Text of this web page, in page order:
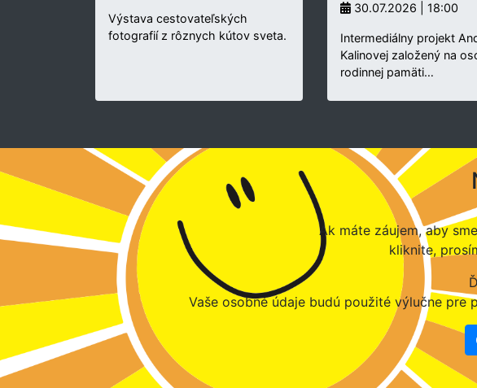
Výstava cestovateľských
fotografií z rôznych kútov sveta.
30.07.2026 | 18:00
Intermediálny projekt
Kalinovej založený na
rodinnej pamäti…
Ak máte záujem, aby
kliknite,
Vaše osobné údaje budú použité výlučne pre